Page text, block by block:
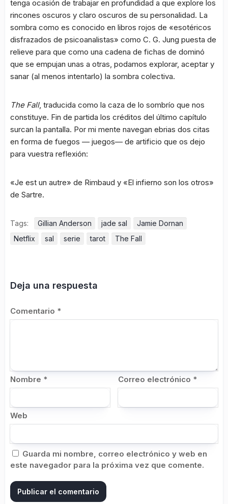
tenga ocasión de trabajar en profundidad a que explore los
rincones oscuros y claro oscuros de su personalidad. La
sombra como es conocido en libros rojos de «esotéricos
disfrazados de psicoanalistas» como C. G. Jung puesta de
relieve para que como una cadena de fichas de dominó
que se empujan unas a otras, podamos explorar, aceptar y
sanar (al menos intentarlo) la sombra colectiva.
The Fall, traducida como la caza de lo sombrío que nos
constituye. Fin de partida los créditos del último capítulo
surcan la pantalla. Por mi mente navegan ebrias dos citas
en forma de fuegos — juegos— de artificio que os dejo
para vuestra reflexión:
«Je est un autre» de Rimbaud y «El infierno son los otros»
de Sartre.
Tags: Gillian Anderson jade sal
Jamie Dornan
Netflix
sal serie tarot The Fall
Deja una respuesta
Comentario *
Nombre * Correo electrónico *
Web
Guarda mi nombre, correo electrónico y web en
este navegador para la próxima vez que comente.